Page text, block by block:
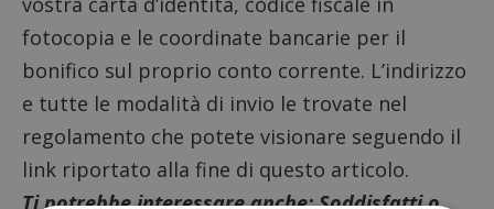
fotocopia e le coordinate bancarie per il
bonifico sul proprio conto corrente. L’indirizzo
e tutte le modalità di invio le trovate nel
regolamento che potete visionare seguendo il
link riportato alla fine di questo articolo.
Ti potrebbe interessare anche:Soddisfatti o